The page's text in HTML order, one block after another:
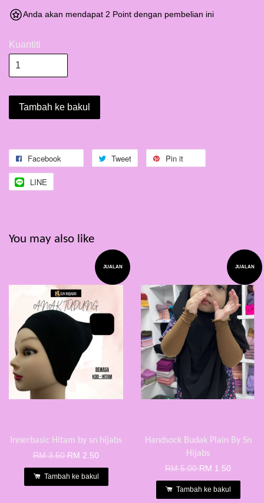
Anda akan mendapat 2 Point dengan pembelian ini
Kuantiti
Tambah ke bakul
Facebook Tweet Pin it
LINE
You may also like
JUALAN
Innerbasic Hitam by sn hijabs
RM 3.50RM 2.50
Tambah ke bakul
JUALAN
Handsock Budak Plain By Sn
Hijabs
RM 5.00RM 1.50
Tambah ke bakul